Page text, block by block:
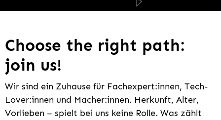
Choose the right path:
join us!
Wir sind ein Zuhause für Fachexpert:innen, Tech-
Lover:innen und Macher:innen. Herkunft, Alter,
Vorlieben – spielt bei uns keine Rolle. Was zählt